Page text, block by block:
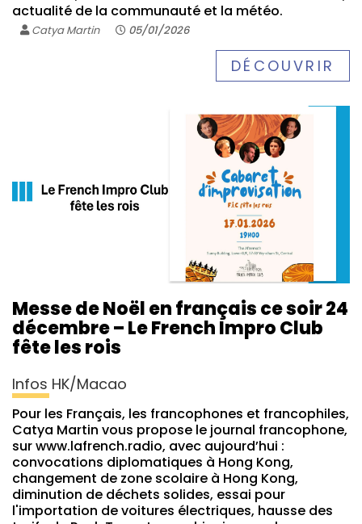
actualité de la communauté et la météo.
Catya Martin 05/01/2026
DÉCOUVRIR
Messe de Noël en français ce soir 24
décembre – Le French Impro Club
fête les rois
Infos HK/Macao
Pour les Français, les francophones et francophiles,
Catya Martin vous propose le journal francophone,
sur www.lafrench.radio, avec aujourd’hui :
convocations diplomatiques à Hong Kong,
changement de zone scolaire à Hong Kong,
diminution de déchets solides, essai pour
l'importation de voitures électriques, hausse des